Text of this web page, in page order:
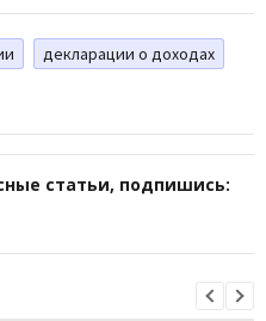
декларации о доходах
статьи, подпишись: